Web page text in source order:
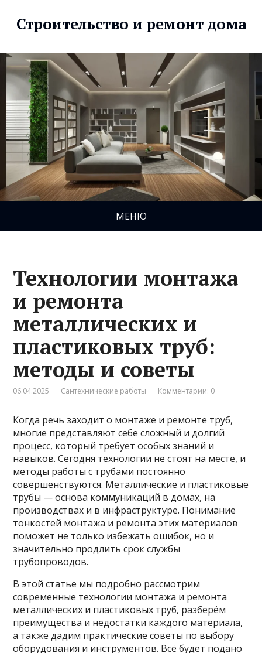
Строительство и ремонт дома
МЕНЮ
Технологии монтажа
и ремонта
металлических и
пластиковых труб:
методы и советы
06.04.2025 Сантехнические работы Комментарии: 0
Когда речь заходит о монтаже и ремонте труб,
многие представляют себе сложный и долгий
процесс, который требует особых знаний и
навыков. Сегодня технологии не стоят на месте, и
методы работы с трубами постоянно
совершенствуются. Металлические и пластиковые
трубы — основа коммуникаций в домах, на
производствах и в инфраструктуре. Понимание
тонкостей монтажа и ремонта этих материалов
поможет не только избежать ошибок, но и
значительно продлить срок службы
трубопроводов.
В этой статье мы подробно рассмотрим
современные технологии монтажа и ремонта
металлических и пластиковых труб, разберём
преимущества и недостатки каждого материала,
а также дадим практические советы по выбору
оборудования и инструментов. Всё будет подано